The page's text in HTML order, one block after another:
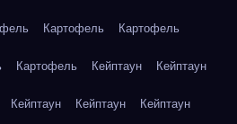
Картофель Картофель
Картофель Кейптаун Кейптаун
Кейптаун Кейптаун Кейптаун